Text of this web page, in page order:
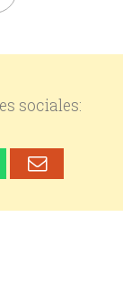
sociales: